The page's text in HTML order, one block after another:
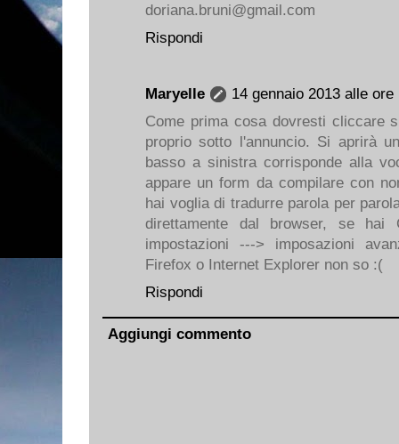
doriana.bruni@gmail.com
Rispondi
Maryelle
14 gennaio 2013 alle ore
Come prima cosa dovresti cliccare
proprio sotto l'annuncio. Si aprirà
basso a sinistra corrisponde alla
appare un form da compilare con
hai voglia di tradurre parola per
direttamente dal browser, se hai
impostazioni ---> imposazioni
Firefox o Internet Explorer non so :(
Rispondi
Aggiungi commento